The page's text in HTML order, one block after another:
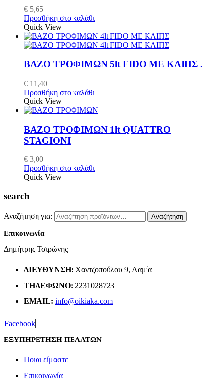
€ 5,65
Προσθήκη στο καλάθι
Quick View
ΒΑΖΟ ΤΡΟΦΙΜΩΝ 5lt FIDO ΜΕ ΚΛΙΠΣ .
€ 11,40
Προσθήκη στο καλάθι
Quick View
ΒΑΖΟ ΤΡΟΦΙΜΩΝ 1lt QUATTRO
STAGIONI
€ 3,00
Προσθήκη στο καλάθι
Quick View
search
Αναζήτηση για: Αναζήτηση
Επικοινωνία
Δημήτρης Τσιρώνης
ΔΙΕΎΘΥΝΣΗ: Χαντζοπούλου 9, Λαμία
ΤΗΛΈΦΩΝΟ: 2231028723
EMAIL: info@oikiaka.com
Facebook
ΕΞΥΠΗΡΕΤΗΣΗ ΠΕΛΑΤΩΝ
Ποιοι είμαστε
Επικοινωνία